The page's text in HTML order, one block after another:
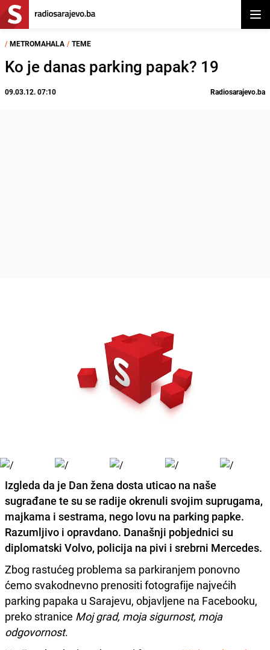
/ METROMAHALA / TEME
Ko je danas parking papak? 19
09.03.12. 07:10 Radiosarajevo.ba
Izgleda da je Dan žena dosta uticao na naše
sugrađane te su se radije okrenuli svojim suprugama,
majkama i sestrama, nego lovu na parking papke.
Razumljivo i opravdano. Današnji pobjednici su
diplomatski Volvo, policija na pivi i srebrni Mercedes.
Zbog rastućeg problema sa parkiranjem ponovno
ćemo svakodnevno prenositi fotografije najvećih
parking papaka u Sarajevu, objavljene na Facebooku,
preko stranice Moj grad, moja sigurnost, moja
odgovornost.